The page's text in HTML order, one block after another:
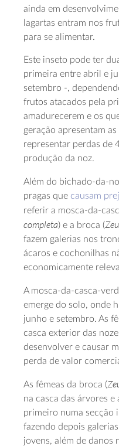
ainda em
lagartas entram nos
para se alimentar.
Este inseto pode ter
primeira entre abril e
setembro -,
frutos atacados pela
amadurecerem e os
geração apresentam
representar perdas de
produção da noz.
Além do bichado-da-
pragas que causam
referir a mosca-da-
completa) e a broca (
fazem galerias nos
ácaros e cochonilhas
economicamente
A mosca-da-casca-
emerge do solo, onde
junho e setembro. As
casca exterior das
desenvolver e causar
perda de valor
As fêmeas da broca (
na casca das árvores
primeiro numa secção
fazendo depois
jovens, além de danos